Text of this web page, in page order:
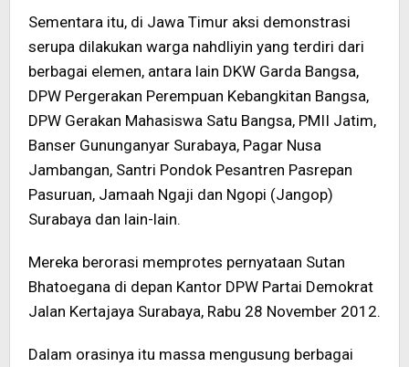
Sementara itu, di Jawa Timur aksi demonstrasi
serupa dilakukan warga nahdliyin yang terdiri dari
berbagai elemen, antara lain DKW Garda Bangsa,
DPW Pergerakan Perempuan Kebangkitan Bangsa,
DPW Gerakan Mahasiswa Satu Bangsa, PMII Jatim,
Banser Gununganyar Surabaya, Pagar Nusa
Jambangan, Santri Pondok Pesantren Pasrepan
Pasuruan, Jamaah Ngaji dan Ngopi (Jangop)
Surabaya dan lain-lain.
Mereka berorasi memprotes pernyataan Sutan
Bhatoegana di depan Kantor DPW Partai Demokrat
Jalan Kertajaya Surabaya, Rabu 28 November 2012.
Dalam orasinya itu massa mengusung berbagai